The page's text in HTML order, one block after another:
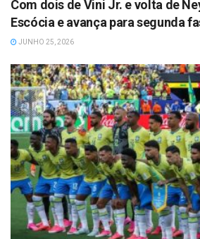
Com dois de Vini Jr. e volta de
Escócia e avança para segunda
JUNHO 25, 2026